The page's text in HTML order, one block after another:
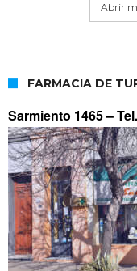
Abrir
FARMACIA DE
Sarmiento 1465 –